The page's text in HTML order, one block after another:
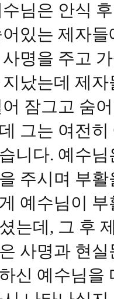
님은 안식
어있는 제자
사명을 주고
지났는데 제
어 잠그고 숨
그는 여전
니다. 예수
주시며 부
예수님이
는데, 그 후
사명과 현
신 예수님을